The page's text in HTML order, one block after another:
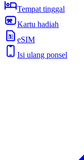
Tempat tinggal
Kartu hadiah
eSIM
Isi ulang ponsel